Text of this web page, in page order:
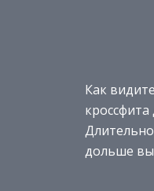
Как
дольше вы